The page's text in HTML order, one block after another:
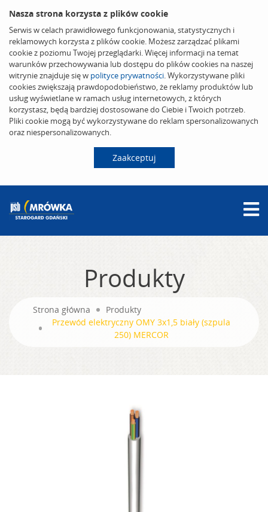
Nasza strona korzysta z plików cookie
Serwis w celach prawidłowego funkcjonowania, statystycznych i
reklamowych korzysta z plików cookie. Możesz zarządzać plikami
cookie z poziomu Twojej przeglądarki. Więcej informacji na temat
warunków przechowywania lub dostępu do plików cookies na naszej
witrynie znajduje się w polityce prywatności. Wykorzystywane pliki
cookies zwiększają prawdopodobieństwo, że reklamy produktów lub
usług wyświetlane w ramach usług internetowych, z których
korzystasz, będą bardziej dostosowane do Ciebie i Twoich potrzeb.
Pliki cookie mogą być wykorzystywane do reklam spersonalizowanych
oraz niespersonalizowanych.
Zaakceptuj
Produkty
Strona główna
Produkty
Przewód elektryczny OMY 3x1,5 biały (szpula
250) MERCOR